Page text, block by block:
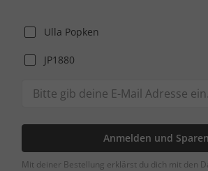
Ulla Popken
JP1880
Anmelden und Sparen
Mit deiner Bestellung erklärst du dich mit den